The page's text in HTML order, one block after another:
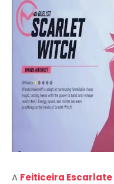
A Feiticeira Escarlate